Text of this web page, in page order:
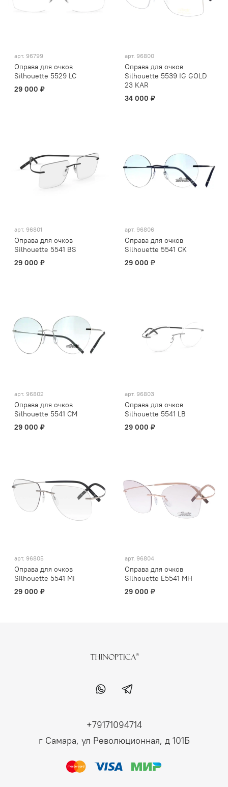
арт. 96799
Оправа для очков
Silhouette 5529 LC
29 000 ₽
арт. 96800
Оправа для очков
Silhouette 5539 IG GOLD
23 KAR
34 000 ₽
арт. 96801
Оправа для очков
Silhouette 5541 BS
29 000 ₽
арт. 96806
Оправа для очков
Silhouette 5541 CK
29 000 ₽
арт. 96802
Оправа для очков
Silhouette 5541 CM
29 000 ₽
арт. 96803
Оправа для очков
Silhouette 5541 LB
29 000 ₽
арт. 96805
Оправа для очков
Silhouette 5541 MI
29 000 ₽
арт. 96804
Оправа для очков
Silhouette E5541 MH
29 000 ₽
+79171094714
г Самара, ул Революционная, д 101Б